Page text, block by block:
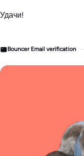
Удачи!
Bouncer Email verification